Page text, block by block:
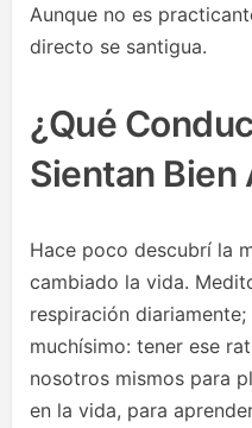
Aunque no es
directo se santigua.
¿Qué
Sientan Bien
Hace poco descubrí la
cambiado la vida.
respiración
muchísimo: tener ese
nosotros mismos para
en la vida, para